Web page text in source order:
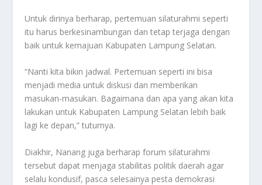
Untuk dirinya berharap, pertemuan silaturahmi seperti
itu harus berkesinambungan dan tetap terjaga dengan
baik untuk kemajuan Kabupaten Lampung Selatan.
“Nanti kita bikin jadwal. Pertemuan seperti ini bisa
menjadi media untuk diskusi dan memberikan
masukan-masukan. Bagaimana dan apa yang akan kita
lakukan untuk Kabupaten Lampung Selatan lebih baik
lagi ke depan,” tuturnya.
Diakhir, Nanang juga berharap forum silaturahmi
tersebut dapat menjaga stabilitas politik daerah agar
selalu kondusif, pasca selesainya pesta demokrasi